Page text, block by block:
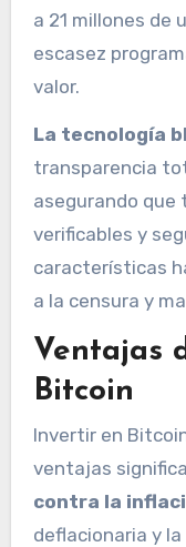
a 21 millones de
escasez
valor.
La tecnología
transparencia
asegurando que
verificables y
características
a la censura y
Ventajas
Bitcoin
Invertir en
ventajas
contra la
deflacionaria y